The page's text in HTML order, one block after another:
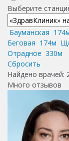
Выберите
Бауманская
Беговая 174м
Отрадное 330м
Сбросить
Найдено врачей:
Много отзывов